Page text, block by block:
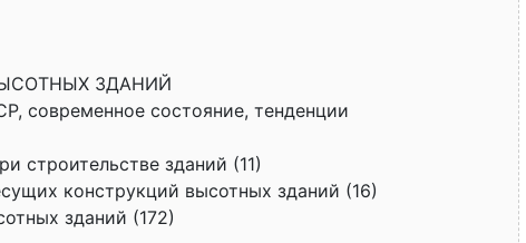
ЗДАНИЙ
современное состояние, тенденции
строительстве зданий (11)
конструкций высотных зданий (16)
зданий (172)